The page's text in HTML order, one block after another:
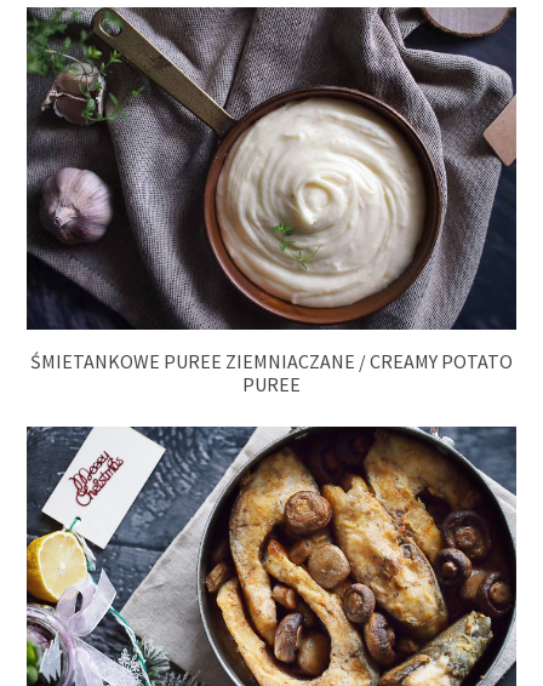
ŚMIETANKOWE PUREE ZIEMNIACZANE / CREAMY POTATO
PUREE